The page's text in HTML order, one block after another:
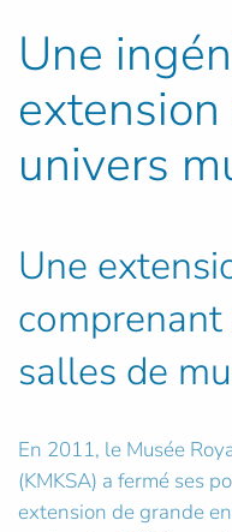
Une
univers
Une
salles de
En 2011, le Musée
(KMKSA) a fermé ses
extension de grande